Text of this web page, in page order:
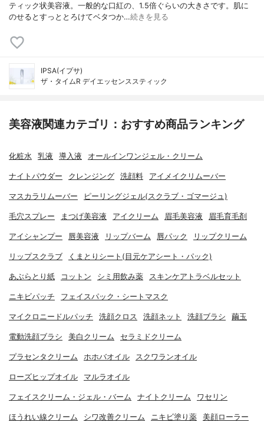
ティック状美容液。一般的な口紅の、1.5倍ぐらいの大きさです。肌に
のせるとすっととろけてベタつか…続きを見る
IPSA(イプサ)
ザ・タイムR デイエッセンススティック
美容液関連カテゴリ：おすすめ商品ランキング
化粧水 乳液 導入液 オールインワンジェル・クリーム
ナイトパウダー クレンジング 洗顔料 アイメイクリムーバー
マスカラリムーバー ピーリングジェル(スクラブ・ゴマージュ)
毛穴スプレー まつげ美容液 アイクリーム 眉毛美容液 眉毛育毛剤
アイシャンプー 唇美容液 リップバーム 唇パック リップクリーム
リップスクラブ くまとりシート(目元ケアシート・パック)
あぶらとり紙 コットン シミ用飲み薬 スキンケアトラベルセット
ニキビパッチ フェイスパック・シートマスク
マイクロニードルパッチ 洗顔クロス 洗顔ネット 洗顔ブラシ 繭玉
電動洗顔ブラシ 美白クリーム セラミドクリーム
プラセンタクリーム ホホバオイル スクワランオイル
ローズヒップオイル マルラオイル
フェイスクリーム・ジェル・バーム ナイトクリーム ワセリン
ほうれい線クリーム シワ改善クリーム ニキビ塗り薬 美顔ローラー